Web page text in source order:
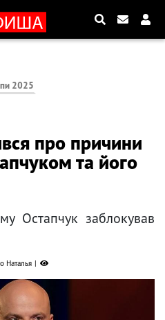
2025
про причини
та його
Остапчук заблокував
Наталья